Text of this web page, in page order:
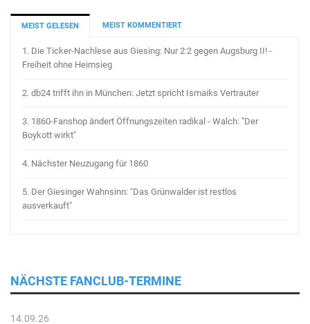
MEIST GELESEN MEIST KOMMENTIERT
1. Die Ticker-Nachlese aus Giesing: Nur 2:2 gegen Augsburg II! -
Freiheit ohne Heimsieg
2. db24 trifft ihn in München: Jetzt spricht Ismaiks Vertrauter
3. 1860-Fanshop ändert Öffnungszeiten radikal - Walch: "Der
Boykott wirkt"
4. Nächster Neuzugang für 1860
5. Der Giesinger Wahnsinn: "Das Grünwalder ist restlos
ausverkauft"
NÄCHSTE FANCLUB-TERMINE
14.09.26